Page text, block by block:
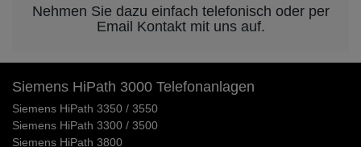
Nehmen Sie dazu einfach telefonisch oder per
Email Kontakt mit uns auf.
Siemens HiPath 3000 Telefonanlagen
Siemens HiPath 3350 / 3550
Siemens HiPath 3300 / 3500
Siemens HiPath 3800